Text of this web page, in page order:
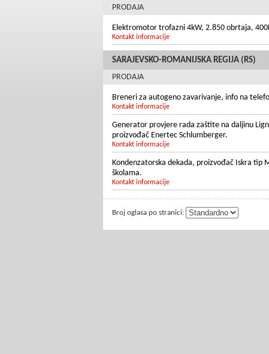
PRODAJA
Elektromotor trofazni 4kW, 2.850 obrtaja,
Kontakt informacije
SARAJEVSKO-ROMANIJSKA REGIJA (RS)
PRODAJA
Breneri za autogeno zavarivanje, info na
Kontakt informacije
Generator provjere rada zaštite na daljinu
proizvođač Enertec Schlumberger.
Kontakt informacije
Kondenzatorska dekada, proizvođač Iskra tip
školama.
Kontakt informacije
Broj oglasa po stranici: